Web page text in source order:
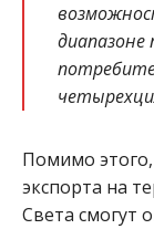
диапазоне
Помимо
экспорта на
Света смогут